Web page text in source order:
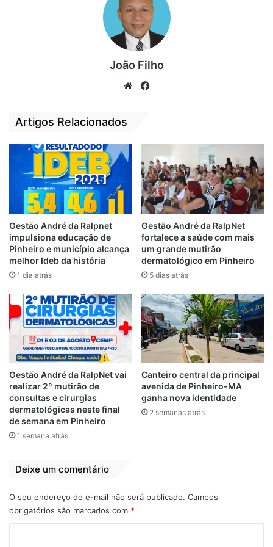
cabíveis, o preso foi encaminhado para à
Unidade Prisional de Pinheiro onde
permanecerá à disposição da Justiça.
Vandoval Rodrigues
Homem é preso
acusado de
estuprar e
engravidar a
própria filha
1 de abril de 2021
Em "PINHEIRO-MA"
filha de 2 anos na
cidade de
Bequimão-MA
19 de outubro de 2018
Em "BEQUIMÃO-
MA"
Homem é preso por
tentativa de
estupro e roubo em
Ribamar-MA
10 de junho de 2022
Em "POLÍCIA"
Agressão destaque Mulher
João Filho
We
Artigos Relacionados
Gestão André da Ralpnet
impulsiona educação de
Pinheiro e município alcança
melhor Ideb da história
1 dia atrás
Gestão André da RalpNet
fortalece a saúde com mais
um grande mutirão
dermatológico em Pinheiro
5 dias atrás
Gestão André da RalpNet vai
realizar 2º mutirão de
consultas e cirurgias
dermatológicas neste final
de semana em Pinheiro
1 semana atrás
Canteiro central da principal
avenida de Pinheiro-MA
ganha nova identidade
2 semanas atrás
Deixe um comentário
O seu endereço de e-mail não será publicado. Campos
obrigatórios são marcados com *